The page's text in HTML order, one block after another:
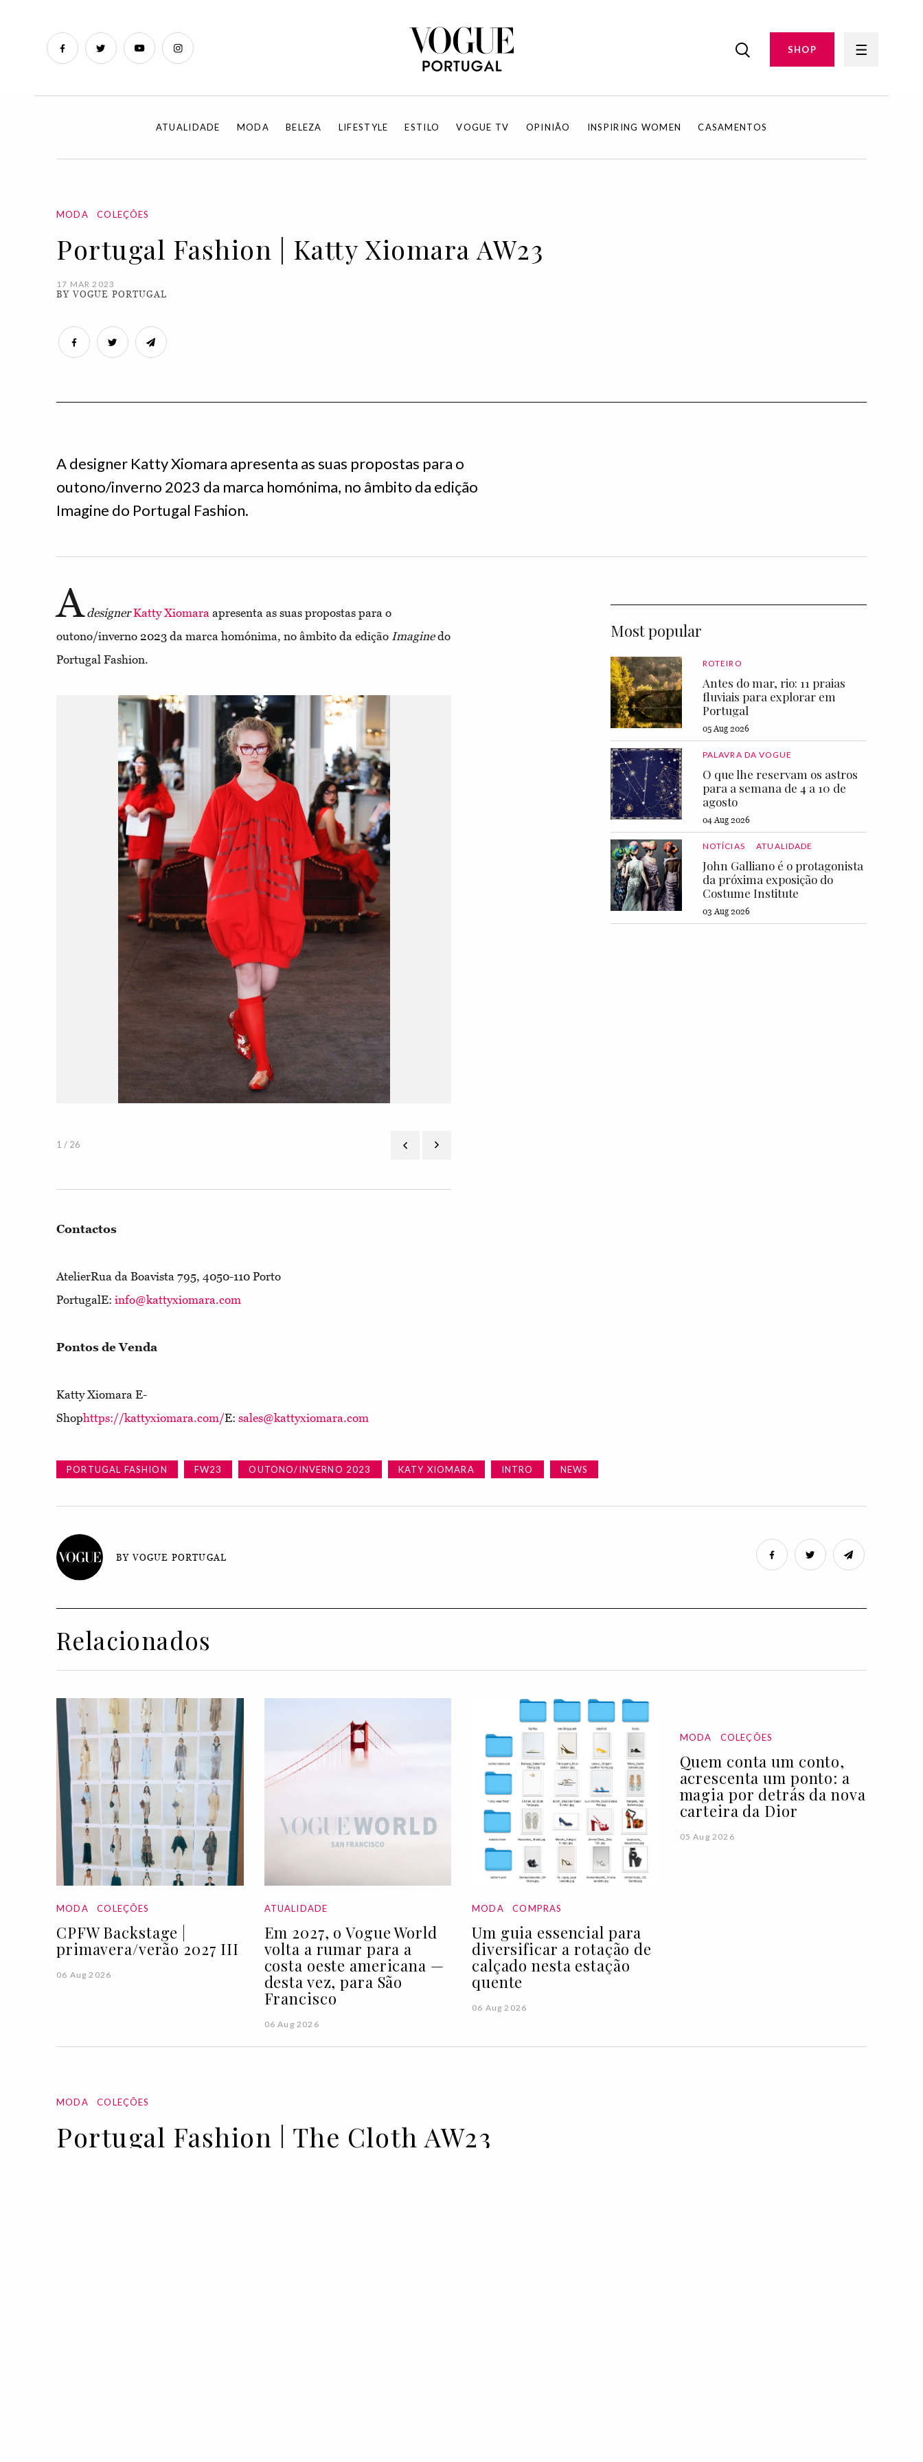
SHOP
ATUALIDADE MODA BELEZA LIFESTYLE ESTILO VOGUE TV OPINIÃO INSPIRING WOMEN CASAMENTOS
MODA COLEÇÕES
Portugal Fashion | Katty Xiomara AW23
17 MAR 2023
BY VOGUE PORTUGAL
A designer Katty Xiomara apresenta as suas propostas para o
outono/inverno 2023 da marca homónima, no âmbito da edição
Imagine do Portugal Fashion.
A designer Katty Xiomara apresenta as suas propostas para o
outono/inverno 2023 da marca homónima, no âmbito da edição Imaginedo
Portugal Fashion.
1 / 26
Contactos
AtelierRua da Boavista 795, 4050-110 Porto
PortugalE: info@kattyxiomara.com
Pontos de Venda
Katty Xiomara E-
Shophttps://kattyxiomara.com/E: sales@kattyxiomara.com
Most popular
ROTEIRO
Antes do mar, rio: 11 praias
fluviais para explorar em
Portugal
05 Aug 2026
PALAVRA DA VOGUE
O que lhe reservam os astros
para a semana de 4 a 10 de
agosto
04 Aug 2026
NOTÍCIAS ATUALIDADE
John Galliano é o protagonista
da próxima exposição do
Costume Institute
03 Aug 2026
PORTUGAL FASHION FW23 OUTONO/INVERNO 2023 KATY XIOMARA INTRO NEWS
BY VOGUE PORTUGAL
Relacionados
MODA COLEÇÕES
CPFW Backstage |
primavera/verão 2027 III
06 Aug 2026
ATUALIDADE
Em 2027, o Vogue World
volta a rumar para a
costa oeste americana —
desta vez, para São
Francisco
06 Aug 2026
MODA COMPRAS
Um guia essencial para
diversificar a rotação de
calçado nesta estação
quente
06 Aug 2026
MODA COLEÇÕES
Quem conta um conto,
acrescenta um ponto: a
magia por detrás da nova
carteira da Dior
05 Aug 2026
MODA COLEÇÕES
Portugal Fashion | The Cloth AW23